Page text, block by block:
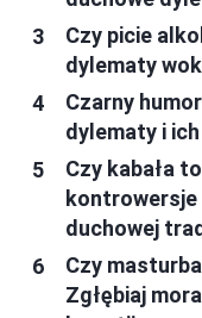
Czy picie
dylematy
Czarny
dylematy i
Czy kabała
duchowej
Czy
Zgłębiaj